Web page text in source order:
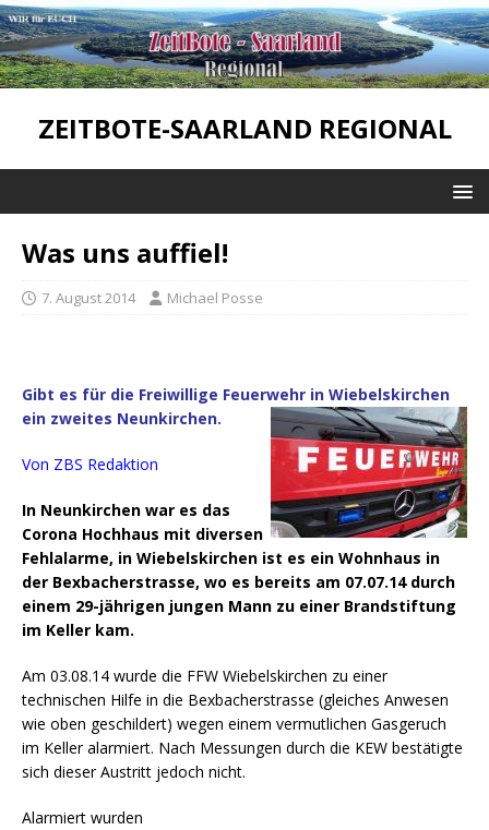
ZEITBOTE-SAARLAND REGIONAL
Was uns auffiel!
7. August 2014 Michael Posse
Gibt es für die Freiwillige Feuerwehr in Wiebelskirchen
ein zweites Neunkirchen.
Von ZBS Redaktion
In Neunkirchen war es das
Corona Hochhaus mit diversen
Fehlalarme, in Wiebelskirchen ist es ein Wohnhaus in
der Bexbacherstrasse, wo es bereits am 07.07.14 durch
einem 29-jährigen jungen Mann zu einer Brandstiftung
im Keller kam.
Am 03.08.14 wurde die FFW Wiebelskirchen zu einer
technischen Hilfe in die Bexbacherstrasse (gleiches Anwesen
wie oben geschildert) wegen einem vermutlichen Gasgeruch
im Keller alarmiert. Nach Messungen durch die KEW bestätigte
sich dieser Austritt jedoch nicht.
Alarmiert wurden